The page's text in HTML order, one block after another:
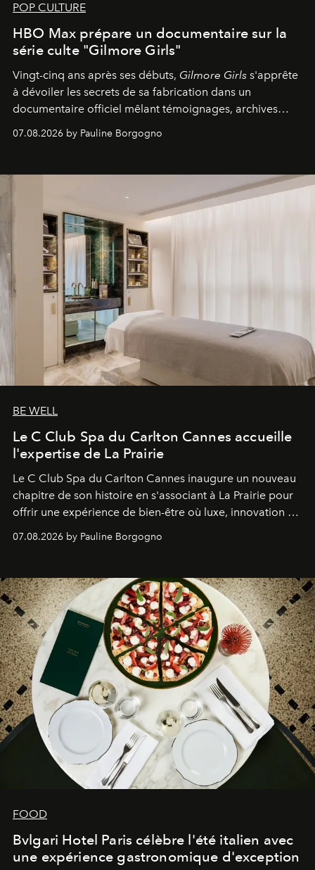
POP CULTURE
HBO Max prépare un documentaire sur la
série culte "Gilmore Girls"
Vingt-cinq ans après ses débuts, Gilmore Girls s'apprête
à dévoiler les secrets de sa fabrication dans un
documentaire officiel mêlant témoignages, archives
inédites et plongée dans les coulisses d'un phénomène
générationnel.
07.08.2026 by Pauline Borgogno
BE WELL
Le C Club Spa du Carlton Cannes accueille
l'expertise de La Prairie
Le C Club Spa du Carlton Cannes inaugure un nouveau
chapitre de son histoire en s'associant à La Prairie pour
offrir une expérience de bien-être où luxe, innovation et
expertise se rencontrent.
07.08.2026 by Pauline Borgogno
FOOD
Bvlgari Hotel Paris célèbre l'été italien avec
une expérience gastronomique d'exception